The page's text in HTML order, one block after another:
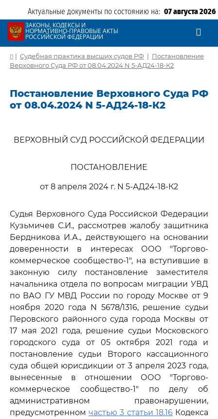
Актуальные документы по состоянию на: 07 августа 2026
ЗАКОНЫ, КОДЕКСЫ И
НОРМАТИВНО-ПРАВОВЫЕ АКТЫ
РОССИЙСКОЙ ФЕДЕРАЦИИ
| Судебная практика высших судов РФ | Постановление
Верховного Суда РФ от 08.04.2024 N 5-АД24-18-К2
Постановление Верховного Суда РФ
от 08.04.2024 N 5-АД24-18-К2
ВЕРХОВНЫЙ СУД РОССИЙСКОЙ ФЕДЕРАЦИИ
ПОСТАНОВЛЕНИЕ
от 8 апреля 2024 г. N 5-АД24-18-К2
Судья Верховного Суда Российской Федерации
Кузьмичев С.И., рассмотрев жалобу защитника
Бердникова И.А., действующего на основании
доверенности в интересах ООО "Торгово-
коммерческое сообщество-1", на вступившие в
законную силу постановление заместителя
начальника отдела по вопросам миграции УВД
по ВАО ГУ МВД России по городу Москве от 9
ноября 2020 года N 5678/1316, решение судьи
Перовского районного суда города Москвы от
17 мая 2021 года, решение судьи Московского
городского суда от 05 октября 2021 года и
постановление судьи Второго кассационного
суда общей юрисдикции от 3 апреля 2023 года,
вынесенные в отношении ООО "Торгово-
коммерческое сообщество-1" по делу об
административном правонарушении,
предусмотренномчастью 3 статьи 18.16Кодекса